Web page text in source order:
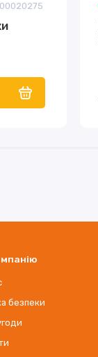
безпеки